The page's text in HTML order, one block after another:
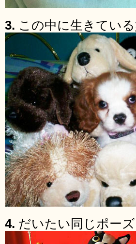
3. この中に生きてい
4. だいたい同じポーズ